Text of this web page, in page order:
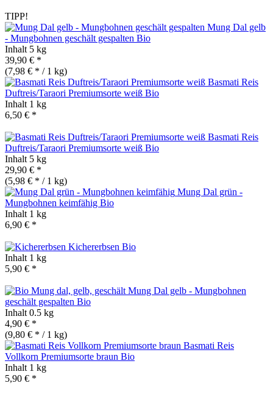
TIPP!
Mung Dal gelb
- Mungbohnen geschält gespalten Bio
Inhalt 5 kg
39,90 € *
(7,98 € * / 1 kg)
Basmati Reis
Duftreis/Taraori Premiumsorte weiß Bio
Inhalt 1 kg
6,50 € *
Basmati Reis
Duftreis/Taraori Premiumsorte weiß Bio
Inhalt 5 kg
29,90 € *
(5,98 € * / 1 kg)
Mung Dal grün -
Mungbohnen keimfähig Bio
Inhalt 1 kg
6,90 € *
Kichererbsen Bio
Inhalt 1 kg
5,90 € *
Mung Dal gelb - Mungbohnen
geschält gespalten Bio
Inhalt 0.5 kg
4,90 € *
(9,80 € * / 1 kg)
Basmati Reis
Vollkorn Premiumsorte braun Bio
Inhalt 1 kg
5,90 € *